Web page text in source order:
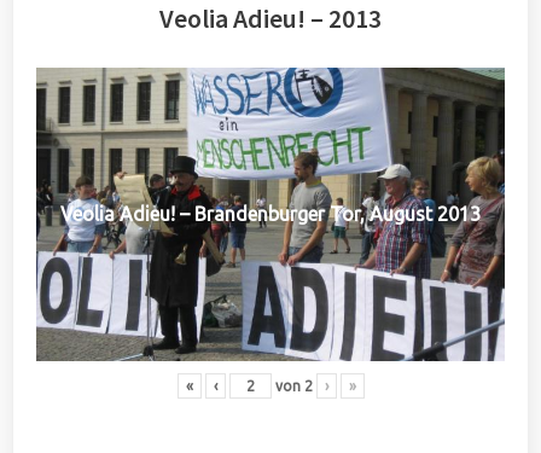
Veolia Adieu! – 2013
Veolia Adieu! – Brandenburger Tor, August 2013
« ‹ von 2 › »